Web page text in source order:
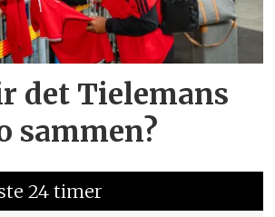
det Tielemans
sammen?
24 timer